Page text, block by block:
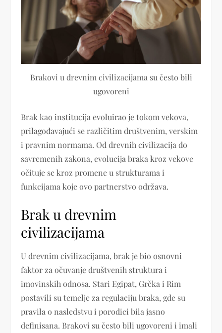
Brakovi u drevnim civilizacijama su često bili
ugovoreni
Brak kao institucija evoluirao je tokom vekova,
prilagođavajući se različitim društvenim, verskim
i pravnim normama. Od drevnih civilizacija do
savremenih zakona, evolucija braka kroz vekove
očituje se kroz promene u strukturama i
funkcijama koje ovo partnerstvo održava.
Brak u drevnim
civilizacijama
U drevnim civilizacijama, brak je bio osnovni
faktor za očuvanje društvenih struktura i
imovinskih odnosa. Stari Egipat, Grčka i Rim
postavili su temelje za regulaciju braka, gde su
pravila o nasledstvu i porodici bila jasno
definisana. Brakovi su često bili ugovoreni i imali